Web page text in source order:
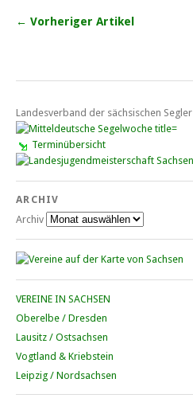
← Vorheriger Artikel
Landesverband der sächsischen Segler
Terminübersicht
ARCHIV
Archiv
VEREINE IN SACHSEN
Oberelbe / Dresden
Lausitz / Ostsachsen
Vogtland & Kriebstein
Leipzig / Nordsachsen